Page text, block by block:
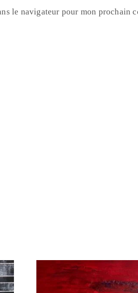
le navigateur pour mon prochain